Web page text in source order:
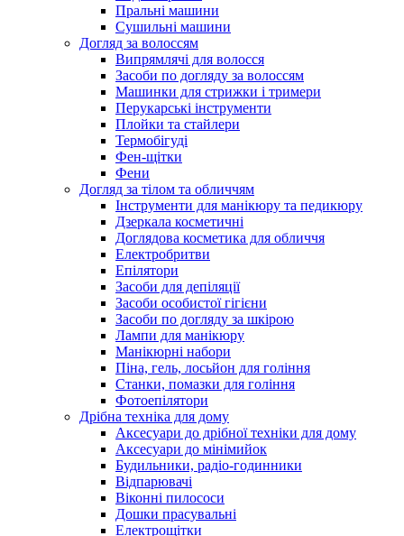
Пральні машини
Сушильні машини
Догляд за волоссям
Випрямлячі для волосся
Засоби по догляду за волоссям
Машинки для стрижки і тримери
Перукарські інструменти
Плойки та стайлери
Термобігуді
Фен-щітки
Фени
Догляд за тілом та обличчям
Інструменти для манікюру та педикюру
Дзеркала косметичні
Доглядова косметика для обличчя
Електробритви
Епілятори
Засоби для депіляції
Засоби особистої гігієни
Засоби по догляду за шкірою
Лампи для манікюру
Манікюрні набори
Піна, гель, лосьйон для гоління
Станки, помазки для гоління
Фотоепілятори
Дрібна техніка для дому
Аксесуари до дрібної техніки для дому
Аксесуари до мінімийок
Будильники, радіо-годинники
Відпарювачі
Віконні пилососи
Дошки прасувальні
Електрощітки